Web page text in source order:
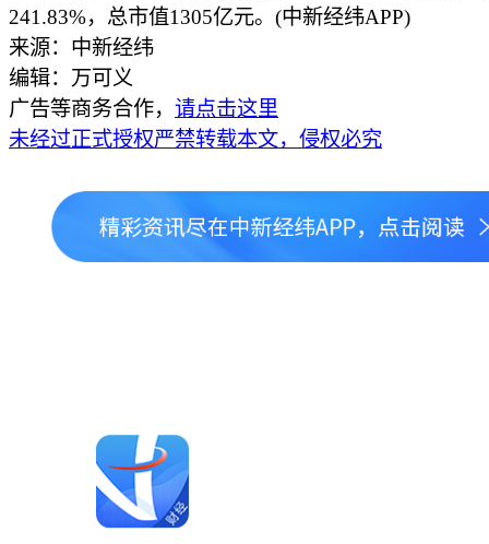
241.83%，总市值1305亿元。(中新经纬APP)
来源：中新经纬
编辑：万可义
广告等商务合作， 请点击这里
未经过正式授权严禁转载本文，侵权必究